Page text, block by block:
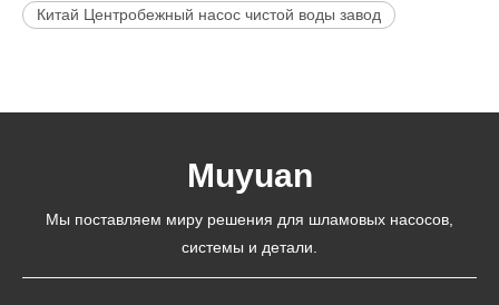
Китай Центробежный насос чистой воды завод
Muyuan
Мы поставляем миру решения для шламовых насосов,
системы и детали.